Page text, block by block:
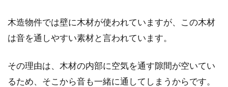
窓の外し方を詳しく解説！旧トステ
日常的に外気や風雨にさらされる窓は、定期的
木造物件では壁に木材が使われていますが、この木材
は音を通しやすい素材と言われています。
その理由は、木材の内部に空気を通す隙間が空いてい
るため、そこから音も一緒に通してしまうからです。